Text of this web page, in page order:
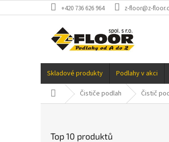
na
+420 736 626 964 z-floor@z-
Skladové produkty Podlahy v akci
Domů Čističe podlah Čistič
Top 10 produktů